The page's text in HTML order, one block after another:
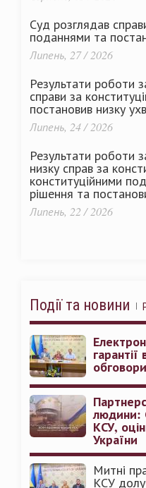
Суд розглядав
поданнями та
Липень, 27 / 2026
Результати роботи
справи за
постановив низку
Липень, 24 / 2026
Результати роботи
низку справ за
конституційними
рішення та
Липень, 22 / 2026
Події та новини
людини:
КСУ,
України
Митні
КСУ